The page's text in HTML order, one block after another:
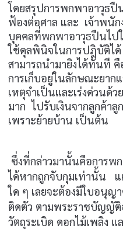
โดยสรุปการพกพาอาวุธ
ฟ้องต่อศาล และ เจ้าพนัก
บุคคลที่พกพาอาวุธปืนไป
ใช้ดุลพินิจในการปฎิบัติไ
สามารถนำมายิงได้ทันที
การเก็บอยู่ในลักษณะยาก
เหตุจำเป็นและเร่งด่วนด้
มาก ไปรับเงินจากลูกค้า
เพราะย้ายบ้าน เป็นต้น
ซึ่งที่กล่าวมานั้นคือการ
ได้หากถูกจับกุมเท่านั้น
ใด ๆ เลยจะต้องมีใบอนุ
ติดตัว ตามพระราชบัญญัติ
วัตถุระเบิด ดอกไม้เพลิง